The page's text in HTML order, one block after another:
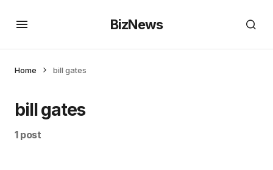
BizNews
Home bill gates
bill gates
1 post